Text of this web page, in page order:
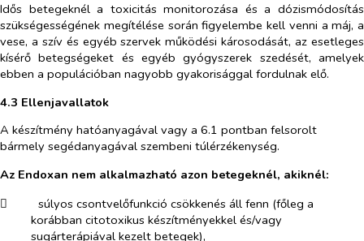
Idős betegeknél a toxicitás monitorozása és a dózismódosítás
szükségességének megítélése során figyelembe kell venni a máj, a
vese, a szív és egyéb szervek működési károsodását, az esetleges
kísérő betegségeket és egyéb gyógyszerek szedését, amelyek
ebben a populációban nagyobb gyakorisággal fordulnak elő.
4.3 Ellenjavallatok
A készítmény hatóanyagával vagy a 6.1 pontban felsorolt
bármely segédanyagával szembeni túlérzékenység.
Az Endoxan nem alkalmazható azon betegeknél, akiknél:
​
súlyos csontvelőfunkció csökkenés áll fenn (főleg a
korábban citotoxikus készítményekkel és/vagy
sugárterápiával kezelt betegek),